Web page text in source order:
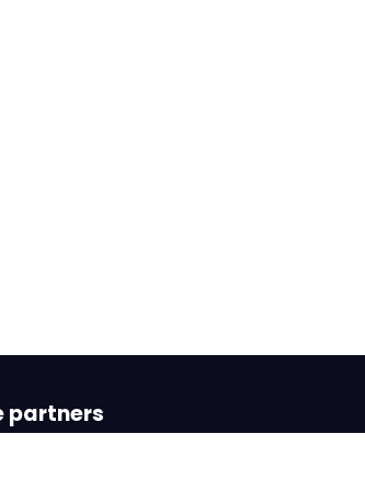
partners